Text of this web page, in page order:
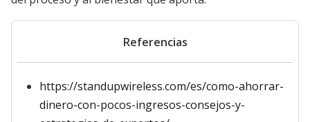
Referencias
https://standupwireless.com/es/como-ahorrar-
dinero-con-pocos-ingresos-consejos-y-